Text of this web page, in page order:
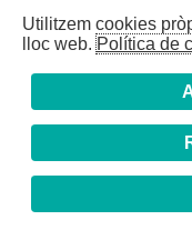
Utilitzem cookies
lloc web.Política de